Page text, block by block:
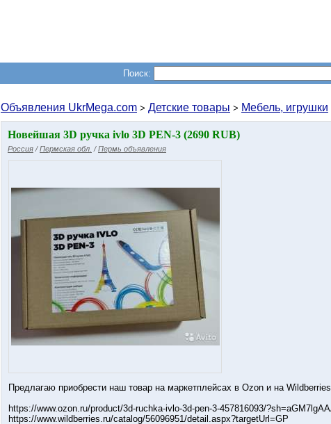
Поиск:
Объявления UkrMega.com > Детские товары > Мебель, игрушки
Новейшая 3D ручка ivlo 3D PEN-3 (2690 RUB)
Россия /Пермская обл. /Пермь объявления
Предлагаю приобрести нaш товaр на маркетплейсах в Ozon и на
https://www.ozon.ru/product/3d-ruchka-ivlo-3d-pen-3-457816093/
https://www.wildberries.ru/catalog/56096951/detail.aspx?targetUrl=GP